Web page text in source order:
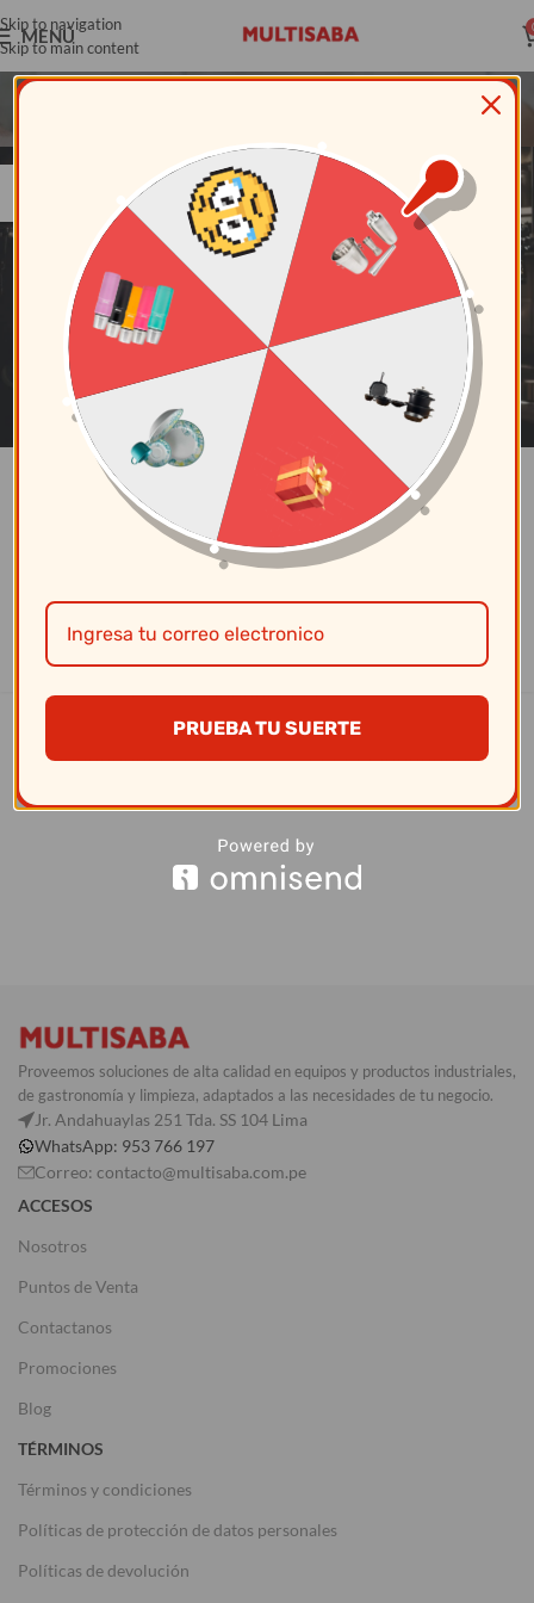
Skip to navigation
Skip to main content
MENÚ
Vajillas
VAJILLAS
Uso, Lavado y Almacenamiento de
Vajillas: Mejores Prácticas para la
Hostelería
En el mundo de la hostelería, la presentación y cuidado de la vajilla
son claves para garantizar una...
Proveemos soluciones de alta calidad en equipos y productos industriales,
de gastronomía y limpieza, adaptados a las necesidades de tu negocio.
Jr. Andahuaylas 251 Tda. SS 104 Lima
WhatsApp: 953 766 197
Correo: contacto@multisaba.com.pe
ACCESOS
Nosotros
Puntos de Venta
Contactanos
Promociones
Blog
TÉRMINOS
Términos y condiciones
Políticas de protección de datos personales
Políticas de devolución
PRUEBA TU SUERTE